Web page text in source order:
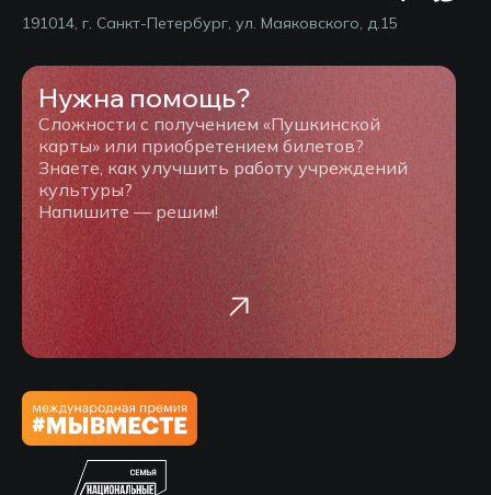
191014, г. Санкт-Петербург, ул. Маяковского, д.15
Нужна помощь?
Сложности с получением «Пушкинской
карты» или приобретением билетов?
Знаете, как улучшить работу учреждений
культуры?
Напишите — решим!